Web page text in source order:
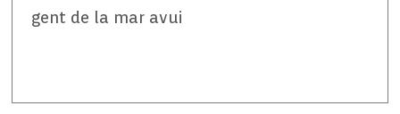
gent de la mar avui